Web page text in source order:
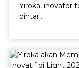
Yiroka, inovator
pintar...